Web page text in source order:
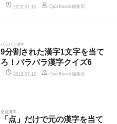
2022.07.15 QuizKnock編集部
バラバラ漢字
9分割された漢字1文字を当て
ろ！バラバラ漢字クイズ6
2022.07.12 QuizKnock編集部
交点漢字
「点」だけで元の漢字を当て